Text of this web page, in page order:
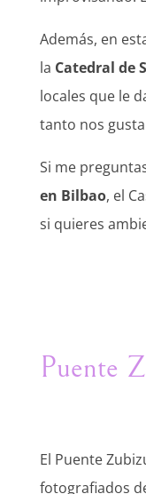
Además, en
la Catedral de
locales que le
tanto nos
Si me
en Bilbao, el
si quieres
Puente
El Puente
fotografiados